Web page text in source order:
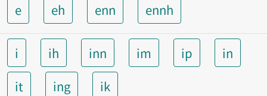
e eh enn ennh
i ih inn im ip
in
it
ing ik